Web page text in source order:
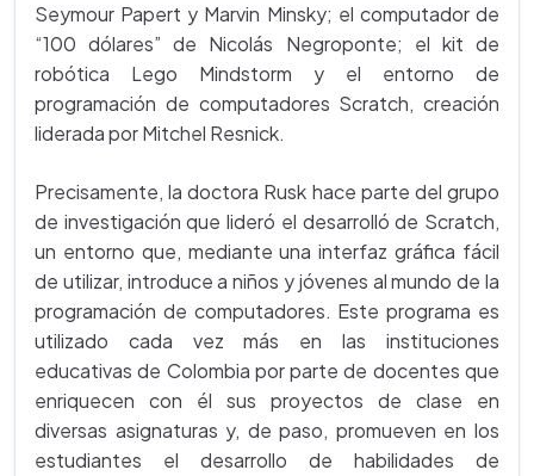
Seymour Papert y Marvin Minsky; el computador de
“100 dólares” de Nicolás Negroponte; el kit de
robótica Lego Mindstorm y el entorno de
programación de computadores Scratch, creación
liderada por Mitchel Resnick.
Precisamente, la doctora Rusk hace parte del grupo
de investigación que lideró el desarrolló de Scratch,
un entorno que, mediante una interfaz gráfica fácil
de utilizar, introduce a niños y jóvenes al mundo de la
programación de computadores. Este programa es
utilizado cada vez más en las instituciones
educativas de Colombia por parte de docentes que
enriquecen con él sus proyectos de clase en
diversas asignaturas y, de paso, promueven en los
estudiantes el desarrollo de habilidades de